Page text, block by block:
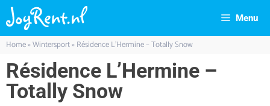
Menu
Home»Wintersport»Résidence L’Hermine – Totally Snow
Résidence L’Hermine –
Totally Snow